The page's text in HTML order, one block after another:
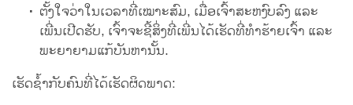
ຕັ້ງໃຈວ່າໃນເວລາທີ່ເໝາະສົມ, ເມື່ອເຈົ້າສະຫງົບລົງ ແລະ
ເພີ່ນເປີດຮັບ, ເຈົ້າຈະຊີ້ສິ່ງທີ່ເພີ່ນໄດ້ເຮັດທີ່ທຳຮ້າຍເຈົ້າ ແລະ
ພະຍາຍາມແກ້ບັນຫານັ້ນ.
ເຮັດຊ້ຳກັບຄົນທີ່ໄດ້ເຮັດຜິດພາດ: